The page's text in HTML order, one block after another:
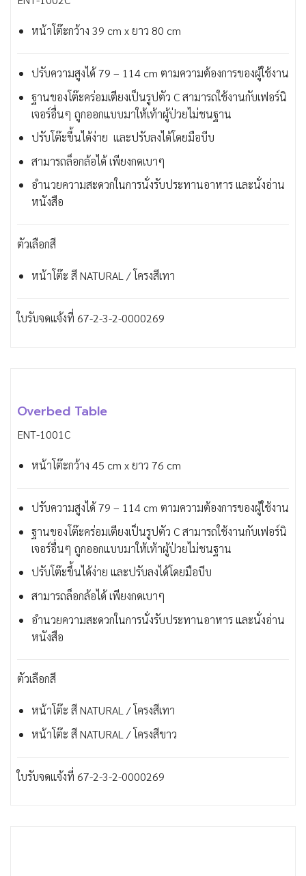
หน้าโต๊ะกว้าง 39 cm x ยาว 80 cm
ปรับความสูงได้ 79 – 114 cm ตามความต้องการของผู้ใช้งาน
ฐานของโต๊ะคร่อมเตียงเป็นรูปตัว C สามารถใช้งานกับเฟอร์นิ
เจอร์อื่นๆ ถูกออกแบบมาให้เท้าผู้ป่วยไม่ชนฐาน
ปรับโต๊ะขึ้นได้ง่าย และปรับลงได้โดยมือบีบ
สามารถล็อกล้อได้ เพียงกดเบาๆ
อำนวยความสะดวกในการนั่งรับประทานอาหาร และนั่งอ่าน
หนังสือ
ตัวเลือกสี
หน้าโต๊ะ สี NATURAL / โครงสีเทา
ใบรับจดแจ้งที่ 67-2-3-2-0000269
Overbed Table
ENT-1001C
หน้าโต๊ะกว้าง 45 cm x ยาว 76 cm
ปรับความสูงได้ 79 – 114 cm ตามความต้องการของผู้ใช้งาน
ฐานของโต๊ะคร่อมเตียงเป็นรูปตัว C สามารถใช้งานกับเฟอร์นิ
เจอร์อื่นๆ ถูกออกแบบมาให้เท้าผู้ป่วยไม่ชนฐาน
ปรับโต๊ะขึ้นได้ง่าย และปรับลงได้โดยมือบีบ
สามารถล็อกล้อได้ เพียงกดเบาๆ
อำนวยความสะดวกในการนั่งรับประทานอาหาร และนั่งอ่าน
หนังสือ
ตัวเลือกสี
หน้าโต๊ะ สี NATURAL / โครงสีเทา
หน้าโต๊ะ สี NATURAL / โครงสีขาว
ใบรับจดแจ้งที่ 67-2-3-2-0000269